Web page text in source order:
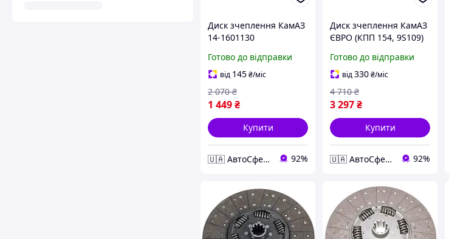
Диск зчеплення КамАЗ
14-1601130
Готово до відправки
від 145₴/міс
1 449₴
2 070 ₴
Купити
🇺🇦 АвтоСфера 🇺🇦 92%
Диск зчеплення КамАЗ
ЄВРО (КПП 154, 9S109)
Готово до відправки
від330₴/міс
3 297₴
4 710 ₴
Купити
🇺🇦 АвтоСфера 🇺🇦 92%